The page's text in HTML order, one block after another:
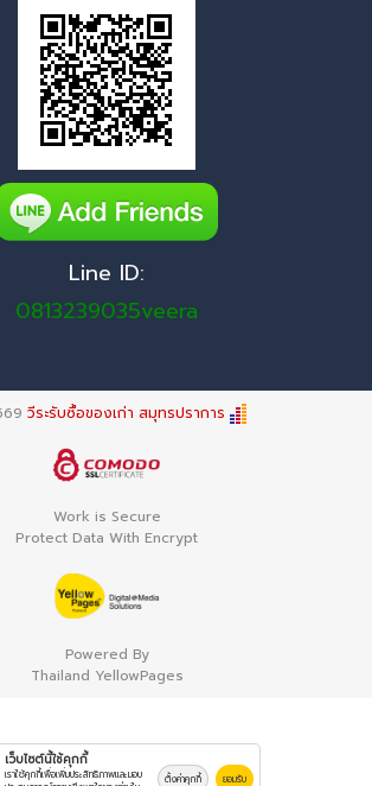
Line ID:
0813239035veera
วีระรับซื้อของเก่า สมุทรปราการ
Work is Secure
Protect Data With Encrypt
Powered By
Thailand YellowPages
เว็บไซต์นี้ใช้คุกกี้
เราใช้คุกกี้เพื่อเพิ่มประสิทธิภาพและมอบ
ตั้งค่าคุกกี้ ยอมรับ